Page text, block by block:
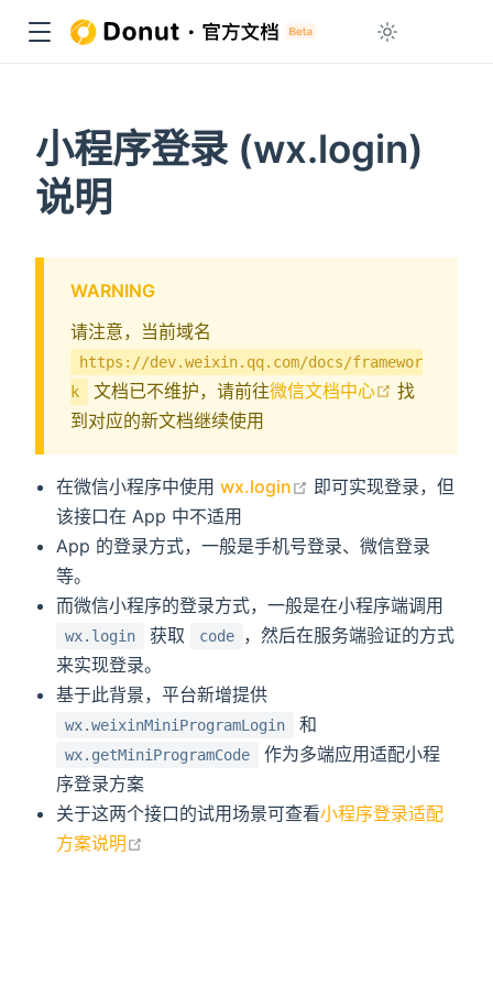
小程序登录 (wx.login)
说明
WARNING
请注意，当前域名
https://dev.weixin.qq.com/docs/framewor
k
文档已不维护，请前往微信文档中心 open in
找
到对应的新文档继续使用
在微信小程序中使用wx.login open in new window
即可实现登录，但
该接口在 App 中不适用
App 的登录方式，一般是手机号登录、微信登录
等。
而微信小程序的登录方式，一般是在小程序端调用
wx.login 获取 code
，然后在服务端验证的方式
来实现登录。
基于此背景，平台新增提供
wx.weixinMiniProgramLogin 和
wx.getMiniProgramCode
作为多端应用适配小程
序登录方案
关于这两个接口的试用场景可查看小程序登录适配
方案说明